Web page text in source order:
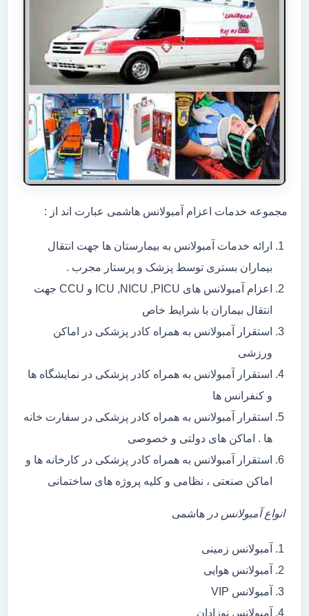
مجموعه خدمات اعزام آمبولانس هاشمی عبارت اند از :
ارائه خدمات آمبولانس به بیمارستان ها جهت انتقال
بیماران بستری توسط پزشک و پرستار مجرب .
اعزام آمبولانس های ICU ,NICU ,PICU و CCU جهت
انتقال بیماران با شرایط خاص
استقرار آمبولانس به همراه کادر پزشکی در اماکن
ورزشی
استقرار آمبولانس به همراه کادر پزشکی در نمایشگاه ها
و کنفرانس ها
استقرار آمبولانس به همراه کادر پزشکی در سفارت خانه
ها . اماکن های دولتی و خصوصی
استقرار آمبولانس به همراه کادر پزشکی در کارخانه ها و
اماکن صنعتی ، نظامی و کلیه پروژه های ساختمانی
انواع آمبولانس در هاشمی
آمبولانس زمینی
آمبولانس هوایی
آمبولانس VIP
آمبولانس نوزادان